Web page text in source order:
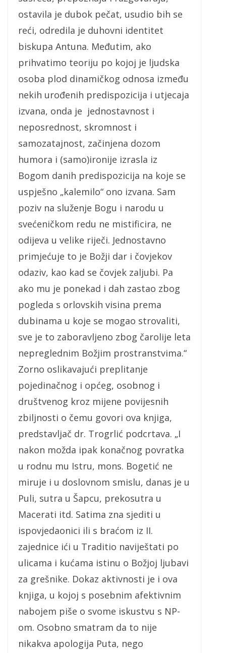
ostavila je dubok pečat, usudio bih se
reći, odredila je duhovni identitet
biskupa Antuna. Međutim, ako
prihvatimo teoriju po kojoj je ljudska
osoba plod dinamičkog odnosa između
nekih urođenih predispozicija i utjecaja
izvana, onda je jednostavnost i
neposrednost, skromnost i
samozatajnost, začinjena dozom
humora i (samo)ironije izrasla iz
Bogom danih predispozicija na koje se
uspješno „kalemilo“ ono izvana. Sam
poziv na služenje Bogu i narodu u
svećeničkom redu ne mistificira, ne
odijeva u velike riječi. Jednostavno
primjećuje to je Božji dar i čovjekov
odaziv, kao kad se čovjek zaljubi. Pa
ako mu je ponekad i dah zastao zbog
pogleda s orlovskih visina prema
dubinama u koje se mogao strovaliti,
sve je to zaboravljeno zbog čarolije leta
nepreglednim Božjim prostranstvima.“
Zorno oslikavajući preplitanje
pojedinačnog i općeg, osobnog i
društvenog kroz mijene povijesnih
zbiljnosti o čemu govori ova knjiga,
predstavljač dr. Trogrlić podcrtava. „I
nakon možda ipak konačnog povratka
u rodnu mu Istru, mons. Bogetić ne
miruje i u doslovnom smislu, danas je u
Puli, sutra u Šapcu, prekosutra u
Macerati itd. Satima zna sjediti u
ispovjedaonici ili s braćom iz II.
zajednice ići u Traditio naviještati po
ulicama i kućama istinu o Božjoj ljubavi
za grešnike. Dokaz aktivnosti je i ova
knjiga, u kojoj s posebnim afektivnim
nabojem piše o svome iskustvu s NP-
om. Osobno smatram da to nije
nikakva apologija Puta, nego